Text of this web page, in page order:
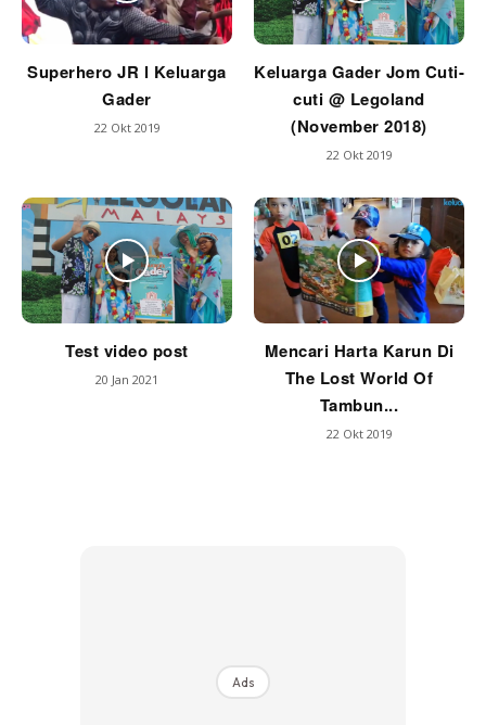
Superhero JR l Keluarga
Gader
22 Okt 2019
Keluarga Gader Jom Cuti-
cuti @ Legoland
(November 2018)
22 Okt 2019
Test video post
20 Jan 2021
Mencari Harta Karun Di
The Lost World Of
Tambun...
22 Okt 2019
Ads